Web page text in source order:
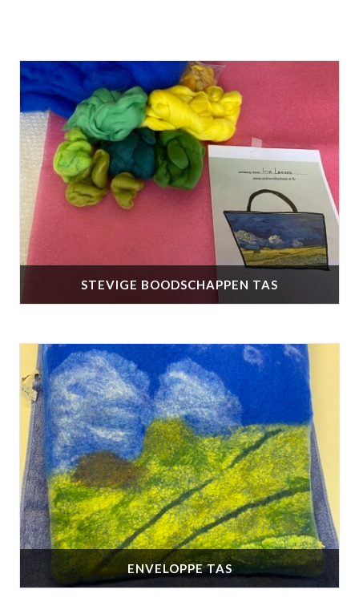
STEVIGE BOODSCHAPPEN TAS
ENVELOPPE TAS